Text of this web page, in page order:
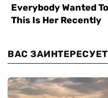
ВАС ЗАИНТЕРЕСУЕТ